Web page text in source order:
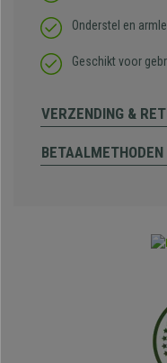
Onderstel en
Geschikt voor
VERZENDING &
BETAALMETHODEN